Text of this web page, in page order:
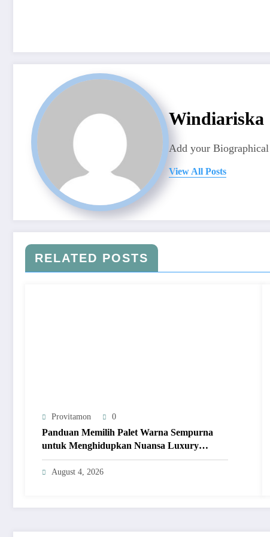
Windiariska
Add your
View All Posts
RELATED POSTS
Provitamon 0
Panduan Memilih Palet Warna Sempurna
untuk Menghidupkan Nuansa Luxury
Bathrooms
August 4, 2026